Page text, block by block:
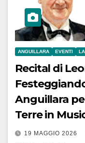
ANGUILLARA EVENTI
Recital di
Anguillara
Terre in
19 MAGGIO 2026